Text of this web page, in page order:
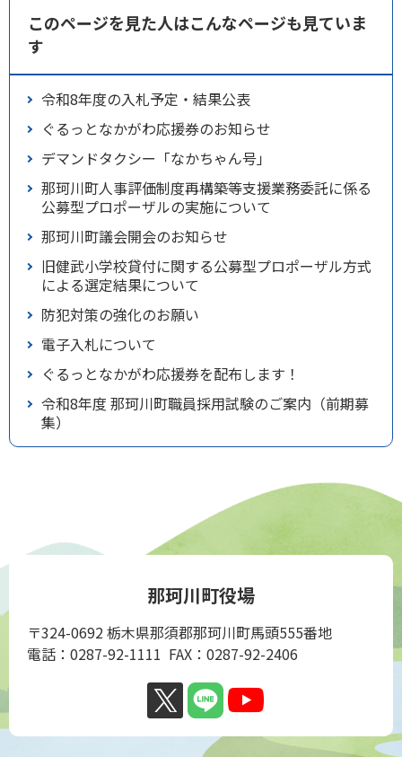
このページを見た人はこんなページも見ていま
す
令和8年度の入札予定・結果公表
ぐるっとなかがわ応援券のお知らせ
デマンドタクシー「なかちゃん号」
那珂川町人事評価制度再構築等支援業務委託に係る
公募型プロポーザルの実施について
那珂川町議会開会のお知らせ
旧健武小学校貸付に関する公募型プロポーザル方式
による選定結果について
防犯対策の強化のお願い
電子入札について
ぐるっとなかがわ応援券を配布します！
令和8年度 那珂川町職員採用試験のご案内（前期募
集）
那珂川町役場
〒324-0692 栃木県那須郡那珂川町馬頭555番地
電話：0287-92-1111 FAX：0287-92-2406